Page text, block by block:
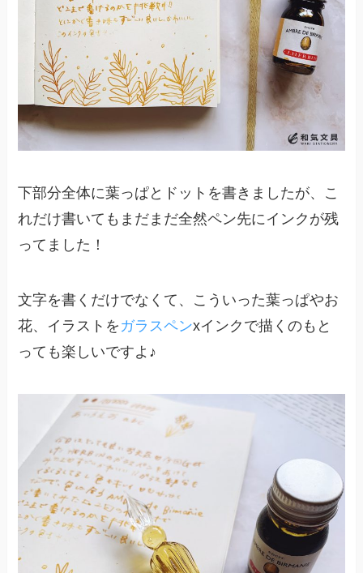
下部分全体に葉っぱとドットを書きましたが、こ
れだけ書いてもまだまだ全然ペン先にインクが残
ってました！
文字を書くだけでなくて、こういった葉っぱやお
花、イラストを ガラスペンxインクで描くのもと
っても楽しいですよ♪